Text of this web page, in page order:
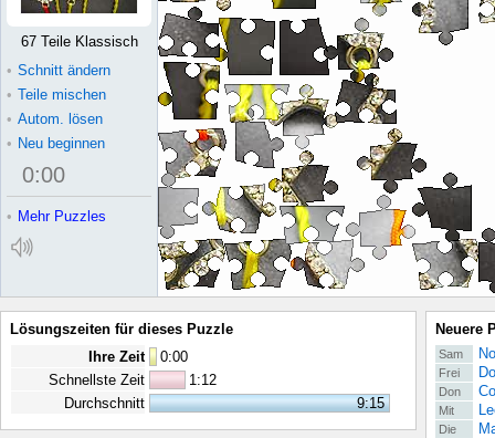
67 Teile Klassisch
• Schnitt ändern
• Teile mischen
• Autom. lösen
• Neu beginnen
0:00
• Mehr Puzzles
Lösungszeiten für dieses Puzzle
Ihre Zeit
0:00
Schnellste Zeit
1:12
Durchschnitt
9:15
Neuere
Sam
Frei
Don
Mit
Die